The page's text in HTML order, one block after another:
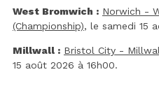
West Bromwich : Norwich -
(Championship), le samedi 15
Millwall : Bristol City -
15 août 2026 à 16h00.